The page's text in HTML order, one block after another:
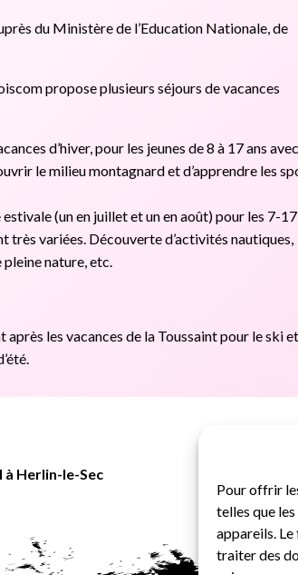
Pour offrir
telles que
appareils.
traiter des
du Ministère de l’Education Nationale, de
propose plusieurs séjours de vacances
d’hiver, pour les jeunes de 8 à 17 ans avec
le milieu montagnard et d’apprendre les
(un en juillet et un en août) pour les 7-17
très variées. Découverte d’activités nautiques,
nature, etc.
les vacances de la Toussaint pour le ski
à Herlin-le-Sec